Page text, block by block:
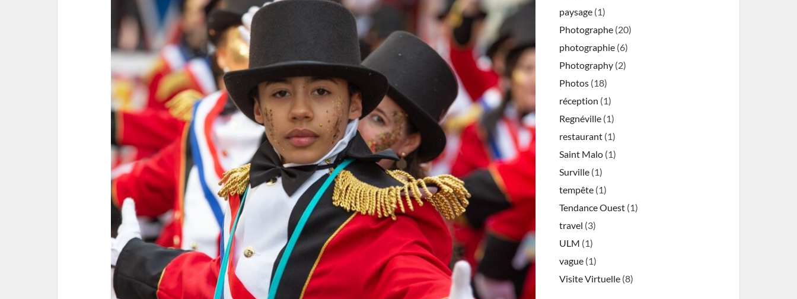
paysage (1)
Photographe (20)
photographie (6)
Photography (2)
Photos (18)
réception (1)
Regnéville (1)
restaurant (1)
Saint Malo (1)
Surville (1)
tempête (1)
Tendance Ouest (1)
travel (3)
ULM (1)
vague (1)
Visite Virtuelle (8)